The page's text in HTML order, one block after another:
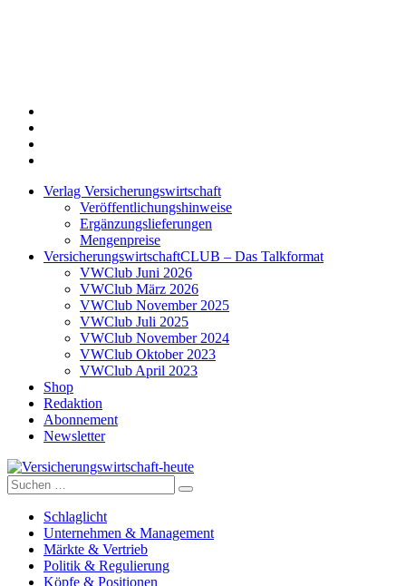
Verlag Versicherungswirtschaft
Veröffentlichungshinweise
Ergänzungslieferungen
Mengenpreise
VersicherungswirtschaftCLUB – Das Talkformat
VWClub Juni 2026
VWClub März 2026
VWClub November 2025
VWClub Juli 2025
VWClub November 2024
VWClub Oktober 2023
VWClub April 2023
Shop
Redaktion
Abonnement
Newsletter
Versicherungswirtschaft-heute
Suche
nach:
Schlaglicht
Unternehmen & Management
Märkte & Vertrieb
Politik & Regulierung
Köpfe & Positionen